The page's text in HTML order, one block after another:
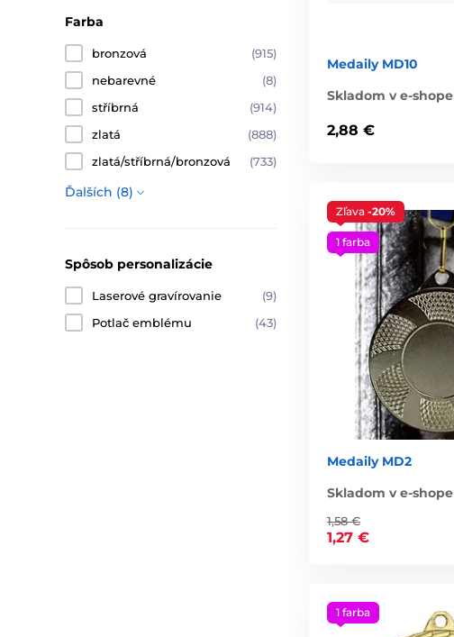
Farba
bronzová
(915)
nebarevné
(8)
stříbrná
(914)
zlatá
(888)
zlatá/stříbrná/bronzová
(733)
Ďalších (8)
Spôsob personalizácie
Laserové gravírovanie
(9)
Potlač emblému
(43)
Medaily MD10
Skladom v e-shope
2,88 €
Zľava -20%
1 farba
Medaily MD2
Skladom v e-shope
1,58 €
1,27 €
1 farba